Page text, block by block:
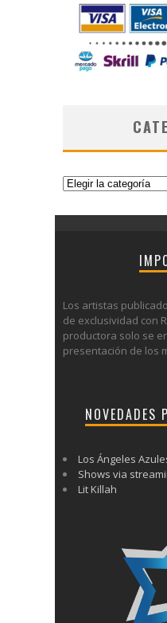
Categorías
Los artistas
de exclusividad con
productora solo se
presentación de los
NOVEDADES
Los Ángeles
Shows via
Lit Killah